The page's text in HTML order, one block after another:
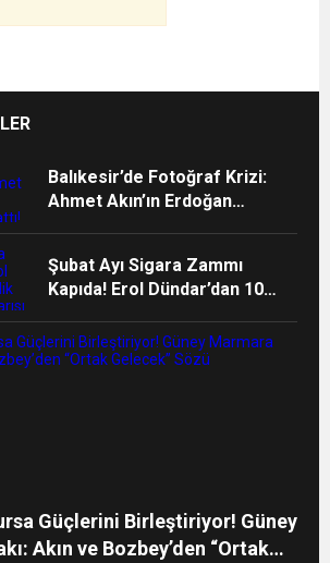
Balıkesir’de Fotoğraf Krizi:
Ahmet Akın’ın Erdoğan
Şubat Ayı Sigara Zammı
Kapıda! Erol Dündar’dan 10
Güçlerini Birleştiriyor! Güney
Akın ve Bozbey’den “Ortak